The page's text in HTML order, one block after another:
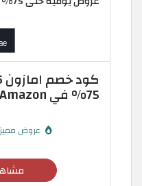
75% في Amazon اليوم
عروض